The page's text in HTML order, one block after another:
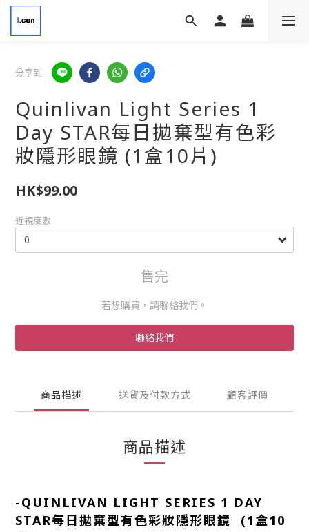
分享到
Quinlivan Light Series 1
Day STAR每日拋棄型有色彩
妝隱形眼鏡 (1盒10片)
HK$99.00
近視度數
售完
若想購買，請聯絡我們。
聯絡我們
商品描述 送貨及付款方式 顧客評價
商品描述
-QUINLIVAN LIGHT SERIES 1 DAY
STAR每日拋棄型有色彩妝隱形眼鏡 (1盒10